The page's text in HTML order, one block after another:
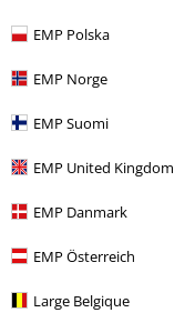
EMP Polska
EMP Norge
EMP Suomi
EMP United Kingdom
EMP Danmark
EMP Österreich
Large Belgique
% Téměř vyprodáno
Kč 759,00